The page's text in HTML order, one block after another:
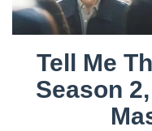
Tell Me
Season